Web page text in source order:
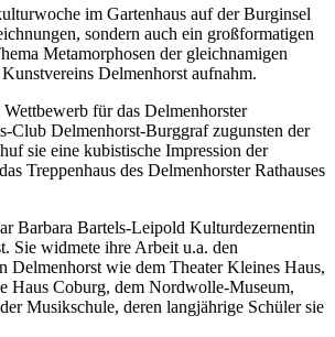
im Gartenhaus auf der Burginsel
sondern auch ein großformatigen
Metamorphosen der gleichnamigen
Kunstvereins Delmenhorst aufnahm.
für das Delmenhorster
Club Delmenhorst-Burggraf zugunsten der
sie eine kubistische Impression der
Treppenhaus des Delmenhorster Rathauses
Barbara Bartels-Leipold Kulturdezernentin
Sie widmete ihre Arbeit u.a. den
Delmenhorst wie dem Theater Kleines Haus,
Haus Coburg, dem Nordwolle-Museum,
Musikschule, deren langjährige Schüler sie